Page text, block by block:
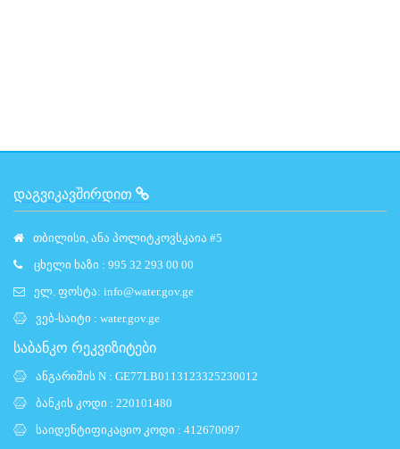
ᲓᲐᲒᲕᲘᲙᲐᲕᲨᲘᲠᲓᲘᲗ
თბილისი, ანა პოლიტკოვსკაია #5
ცხელი ხაზი : 995 32 293 00 00
ელ. ფოსტა: info@water.gov.ge
ვებ-საიტი : water.gov.ge
საბანკო რეკვიზიტები
ანგარიშის N : GE77LB0113123325230012
ბანკის კოდი : 220101480
საიდენტიფიკაციო კოდი : 412670097